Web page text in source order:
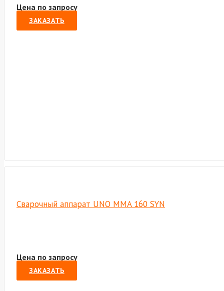
Цена по запросу
ЗАКАЗАТЬ
Сварочный аппарат UNO MMA 160 SYN
Цена по запросу
ЗАКАЗАТЬ